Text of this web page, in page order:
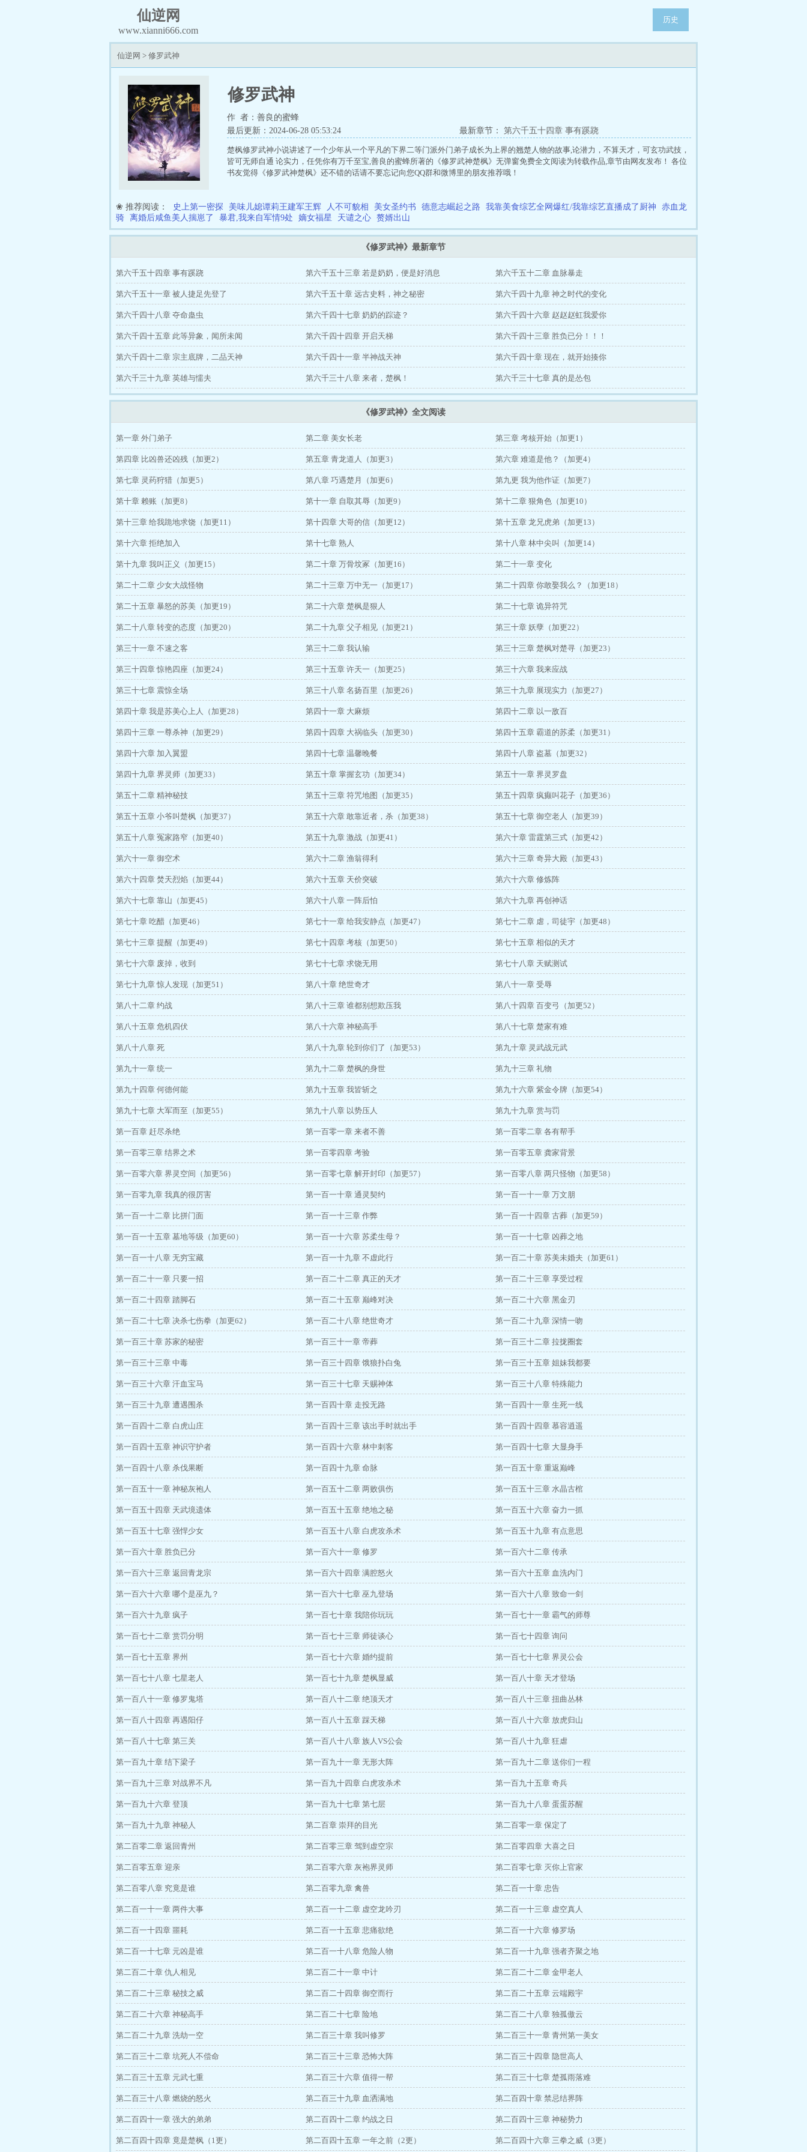
仙逆网
www.xianni666.com
历史
仙逆网 > 修罗武神
修罗武神
作 者：善良的蜜蜂
最后更新：2024-06-28 05:53:24
最新章节： 第六千五十四章 事有蹊跷
楚枫修罗武神小说讲述了一个少年从一个平凡的下界二等门派外门弟子成长为上界的翘楚人物的故事,论潜力，不算天才，可玄功武技，
皆可无师自通 论实力，任凭你有万千至宝,善良的蜜蜂所著的《修罗武神楚枫》无弹窗免费全文阅读为转载作品,章节由网友发布！ 各位
书友觉得《修罗武神楚枫》还不错的话请不要忘记向您QQ群和微博里的朋友推荐哦！
❀ 推荐阅读： 史上第一密探 美味儿媳谭莉王建军王辉 人不可貌相 美女圣约书 德意志崛起之路 我靠美食综艺全网爆红/我靠综艺直播成了厨神
赤血龙
骑 离婚后咸鱼美人揣崽了 暴君,我来自军情9处 嫡女福星 天谴之心 赘婿出山
《修罗武神》最新章节
第六千五十四章 事有蹊跷 第六千五十三章 若是奶奶，便是好消息 第六千五十二章 血脉暴走
第六千五十一章 被人捷足先登了 第六千五十章 远古史料，神之秘密 第六千四十九章 神之时代的变化
第六千四十八章 夺命蛊虫 第六千四十七章 奶奶的踪迹？ 第六千四十六章 赵赵赵虹我爱你
第六千四十五章 此等异象，闻所未闻 第六千四十四章 开启天梯 第六千四十三章 胜负已分！！！
第六千四十二章 宗主底牌，二品天神 第六千四十一章 半神战天神 第六千四十章 现在，就开始揍你
第六千三十九章 英雄与懦夫 第六千三十八章 来者，楚枫！ 第六千三十七章 真的是怂包
《修罗武神》全文阅读
第一章 外门弟子 第二章 美女长老 第三章 考核开始（加更1）
第四章 比凶兽还凶残（加更2） 第五章 青龙道人（加更3） 第六章 难道是他？（加更4）
第七章 灵药狩猎（加更5） 第八章 巧遇楚月（加更6） 第九更 我为他作证（加更7）
第十章 赖账（加更8） 第十一章 自取其辱（加更9） 第十二章 狠角色（加更10）
第十三章 给我跪地求饶（加更11） 第十四章 大哥的信（加更12） 第十五章 龙兄虎弟（加更13）
第十六章 拒绝加入 第十七章 熟人 第十八章 林中尖叫（加更14）
第十九章 我叫正义（加更15） 第二十章 万骨坟冢（加更16） 第二十一章 变化
第二十二章 少女大战怪物 第二十三章 万中无一（加更17） 第二十四章 你敢娶我么？（加更18）
第二十五章 暴怒的苏美（加更19） 第二十六章 楚枫是狠人 第二十七章 诡异符咒
第二十八章 转变的态度（加更20） 第二十九章 父子相见（加更21） 第三十章 妖孽（加更22）
第三十一章 不速之客 第三十二章 我认输 第三十三章 楚枫对楚寻（加更23）
第三十四章 惊艳四座（加更24） 第三十五章 许天一（加更25） 第三十六章 我来应战
第三十七章 震惊全场 第三十八章 名扬百里（加更26） 第三十九章 展现实力（加更27）
第四十章 我是苏美心上人（加更28） 第四十一章 大麻烦 第四十二章 以一敌百
第四十三章 一尊杀神（加更29） 第四十四章 大祸临头（加更30） 第四十五章 霸道的苏柔（加更31）
第四十六章 加入翼盟 第四十七章 温馨晚餐 第四十八章 盗墓（加更32）
第四十九章 界灵师（加更33） 第五十章 掌握玄功（加更34） 第五十一章 界灵罗盘
第五十二章 精神秘技 第五十三章 符咒地图（加更35） 第五十四章 疯癫叫花子（加更36）
第五十五章 小爷叫楚枫（加更37） 第五十六章 敢靠近者，杀（加更38） 第五十七章 御空老人（加更39）
第五十八章 冤家路窄（加更40） 第五十九章 激战（加更41） 第六十章 雷霆第三式（加更42）
第六十一章 御空术 第六十二章 渔翁得利 第六十三章 奇异大殿（加更43）
第六十四章 焚天烈焰（加更44） 第六十五章 天价突破 第六十六章 修炼阵
第六十七章 靠山（加更45） 第六十八章 一阵后怕 第六十九章 再创神话
第七十章 吃醋（加更46） 第七十一章 给我安静点（加更47） 第七十二章 虐，司徒宇（加更48）
第七十三章 提醒（加更49） 第七十四章 考核（加更50） 第七十五章 相似的天才
第七十六章 废掉，收到 第七十七章 求饶无用 第七十八章 天赋测试
第七十九章 惊人发现（加更51） 第八十章 绝世奇才 第八十一章 受辱
第八十二章 约战 第八十三章 谁都别想欺压我 第八十四章 百变弓（加更52）
第八十五章 危机四伏 第八十六章 神秘高手 第八十七章 楚家有难
第八十八章 死 第八十九章 轮到你们了（加更53） 第九十章 灵武战元武
第九十一章 统一 第九十二章 楚枫的身世 第九十三章 礼物
第九十四章 何德何能 第九十五章 我皆斩之 第九十六章 紫金令牌（加更54）
第九十七章 大军而至（加更55） 第九十八章 以势压人 第九十九章 赏与罚
第一百章 赶尽杀绝 第一百零一章 来者不善 第一百零二章 各有帮手
第一百零三章 结界之术 第一百零四章 考验 第一百零五章 龚家背景
第一百零六章 界灵空间（加更56） 第一百零七章 解开封印（加更57） 第一百零八章 两只怪物（加更58）
第一百零九章 我真的很厉害 第一百一十章 通灵契约 第一百一十一章 万文朋
第一百一十二章 比拼门面 第一百一十三章 作弊 第一百一十四章 古葬（加更59）
第一百一十五章 墓地等级（加更60） 第一百一十六章 苏柔生母？ 第一百一十七章 凶葬之地
第一百一十八章 无穷宝藏 第一百一十九章 不虚此行 第一百二十章 苏美未婚夫（加更61）
第一百二十一章 只要一招 第一百二十二章 真正的天才 第一百二十三章 享受过程
第一百二十四章 踏脚石 第一百二十五章 巅峰对决 第一百二十六章 黑金刃
第一百二十七章 决杀七伤拳（加更62） 第一百二十八章 绝世奇才 第一百二十九章 深情一吻
第一百三十章 苏家的秘密 第一百三十一章 帝葬 第一百三十二章 拉拢圈套
第一百三十三章 中毒 第一百三十四章 饿狼扑白兔 第一百三十五章 姐妹我都要
第一百三十六章 汗血宝马 第一百三十七章 天赐神体 第一百三十八章 特殊能力
第一百三十九章 遭遇围杀 第一百四十章 走投无路 第一百四十一章 生死一线
第一百四十二章 白虎山庄 第一百四十三章 该出手时就出手 第一百四十四章 慕容逍遥
第一百四十五章 神识守护者 第一百四十六章 林中刺客 第一百四十七章 大显身手
第一百四十八章 杀伐果断 第一百四十九章 命脉 第一百五十章 重返巅峰
第一百五十一章 神秘灰袍人 第一百五十二章 两败俱伤 第一百五十三章 水晶古棺
第一百五十四章 天武境遗体 第一百五十五章 绝地之秘 第一百五十六章 奋力一抓
第一百五十七章 强悍少女 第一百五十八章 白虎攻杀术 第一百五十九章 有点意思
第一百六十章 胜负已分 第一百六十一章 修罗 第一百六十二章 传承
第一百六十三章 返回青龙宗 第一百六十四章 满腔怒火 第一百六十五章 血洗内门
第一百六十六章 哪个是巫九？ 第一百六十七章 巫九登场 第一百六十八章 致命一剑
第一百六十九章 疯子 第一百七十章 我陪你玩玩 第一百七十一章 霸气的师尊
第一百七十二章 赏罚分明 第一百七十三章 师徒谈心 第一百七十四章 询问
第一百七十五章 界州 第一百七十六章 婚约提前 第一百七十七章 界灵公会
第一百七十八章 七星老人 第一百七十九章 楚枫显威 第一百八十章 天才登场
第一百八十一章 修罗鬼塔 第一百八十二章 绝顶天才 第一百八十三章 扭曲丛林
第一百八十四章 再遇阳仔 第一百八十五章 踩天梯 第一百八十六章 放虎归山
第一百八十七章 第三关 第一百八十八章 族人VS公会 第一百八十九章 狂虐
第一百九十章 结下梁子 第一百九十一章 无形大阵 第一百九十二章 送你们一程
第一百九十三章 对战界不凡 第一百九十四章 白虎攻杀术 第一百九十五章 奇兵
第一百九十六章 登顶 第一百九十七章 第七层 第一百九十八章 蛋蛋苏醒
第一百九十九章 神秘人 第二百章 崇拜的目光 第二百零一章 保定了
第二百零二章 返回青州 第二百零三章 驾到虚空宗 第二百零四章 大喜之日
第二百零五章 迎亲 第二百零六章 灰袍界灵师 第二百零七章 灭你上官家
第二百零八章 究竟是谁 第二百零九章 禽兽 第二百一十章 忠告
第二百一十一章 两件大事 第二百一十二章 虚空龙吟刃 第二百一十三章 虚空真人
第二百一十四章 噩耗 第二百一十五章 悲痛欲绝 第二百一十六章 修罗场
第二百一十七章 元凶是谁 第二百一十八章 危险人物 第二百一十九章 强者齐聚之地
第二百二十章 仇人相见 第二百二十一章 中计 第二百二十二章 金甲老人
第二百二十三章 秘技之威 第二百二十四章 御空而行 第二百二十五章 云端殿宇
第二百二十六章 神秘高手 第二百二十七章 险地 第二百二十八章 独孤傲云
第二百二十九章 洗劫一空 第二百三十章 我叫修罗 第二百三十一章 青州第一美女
第二百三十二章 坑死人不偿命 第二百三十三章 恐怖大阵 第二百三十四章 隐世高人
第二百三十五章 元武七重 第二百三十六章 值得一帮 第二百三十七章 楚孤雨落难
第二百三十八章 燃烧的怒火 第二百三十九章 血洒满地 第二百四十章 禁忌结界阵
第二百四十一章 强大的弟弟 第二百四十二章 约战之日 第二百四十三章 神秘势力
第二百四十四章 竟是楚枫（1更） 第二百四十五章 一年之前（2更） 第二百四十六章 三拳之威（3更）